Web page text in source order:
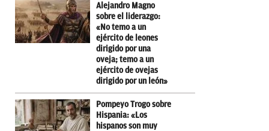
Alejandro Magno
sobre el liderazgo:
«No temo a un
ejército de leones
dirigido por una
oveja; temo a un
ejército de ovejas
dirigido por un león»
Pompeyo Trogo sobre
Hispania: «Los
hispanos son muy